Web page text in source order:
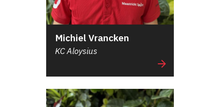
Michiel Vrancken
KC Aloysius